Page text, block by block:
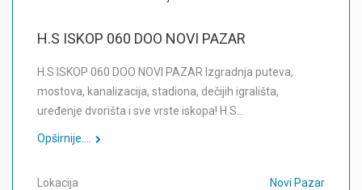
H.S ISKOP 060 DOO NOVI PAZAR
H.S ISKOP 060 DOO NOVI PAZAR Izgradnja puteva,
mostova, kanalizacija, stadiona, dečijih igrališta,
uređenje dvorišta i sve vrste iskopa! H.S…
Opširnije....
Lokacija Novi Pazar